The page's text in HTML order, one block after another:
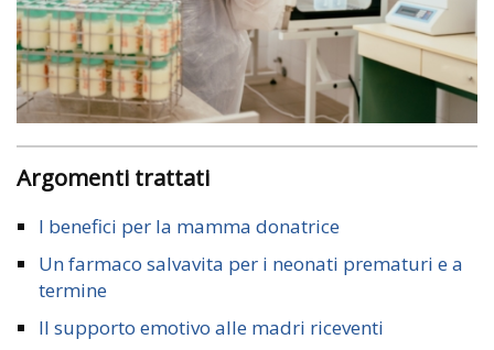
Argomenti trattati
I benefici per la mamma donatrice
Un farmaco salvavita per i neonati prematuri e a
termine
Il supporto emotivo alle madri riceventi